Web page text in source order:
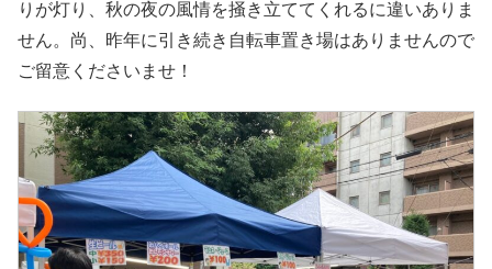
りが灯り、秋の夜の風情を掻き立ててくれるに違いありま
せん。尚、昨年に引き続き自転車置き場はありませんので
ご留意くださいませ！